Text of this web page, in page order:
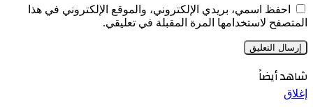
احفظ اسمي، بريدي الإلكتروني، والموقع الإلكتروني في هذا
المتصفح لاستخدامها المرة المقبلة في تعليقي.
شاهد أيضاً
إغلاق